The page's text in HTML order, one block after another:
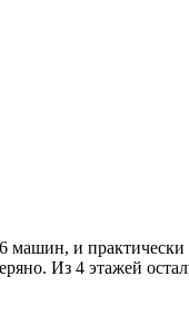
и
Из 4 этажей